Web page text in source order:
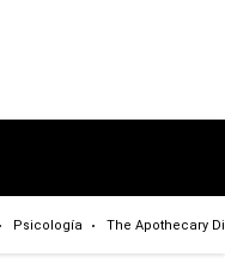
Psicología The Apothecary